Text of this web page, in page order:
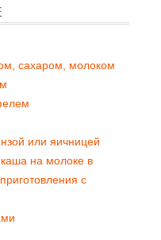
сахаром, молоком
или яичницей
на молоке в
с